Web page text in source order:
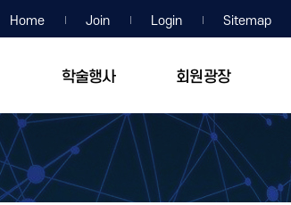
Home Join Login Sitemap
학술행사 회원광장